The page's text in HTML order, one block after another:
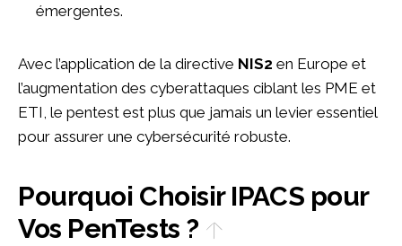
émergentes.
Avec l’application de la directive NIS2 en Europe et
l’augmentation des cyberattaques ciblant les PME et
ETI, le pentest est plus que jamais un levier essentiel
pour assurer une cybersécurité robuste.
Pourquoi Choisir IPACS pour
Vos PenTests ?